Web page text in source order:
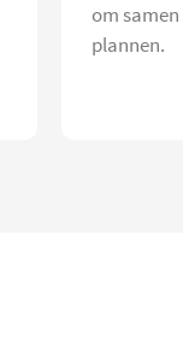
om
plannen.